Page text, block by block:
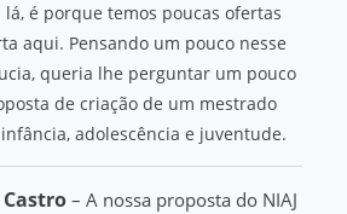
é porque temos poucas ofertas
aqui. Pensando um pouco nesse
queria lhe perguntar um pouco
de criação de um mestrado
adolescência e juventude.
– A nossa proposta do NIAJ